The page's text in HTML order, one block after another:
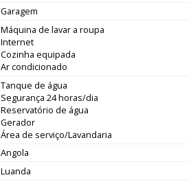
Garagem
Máquina de lavar a roupa
Internet
Cozinha equipada
Ar condicionado
Tanque de água
Segurança 24 horas/dia
Reservatório de água
Gerador
Área de serviço/Lavandaria
Angola
Luanda